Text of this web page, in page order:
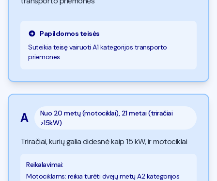
Papildomos teisės
Suteikia teisę vairuoti A1 kategorijos transporto
priemones
A Nuo 20 metų (motociklai), 21 metai (triračiai
>15kW)
Triračiai, kurių galia didesnė kaip 15 kW, ir motociklai
Reikalavimai:
Motociklams: reikia turėti dvejų metų A2 kategorijos